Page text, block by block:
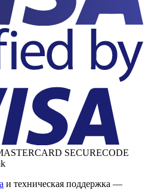
и техническая поддержка —